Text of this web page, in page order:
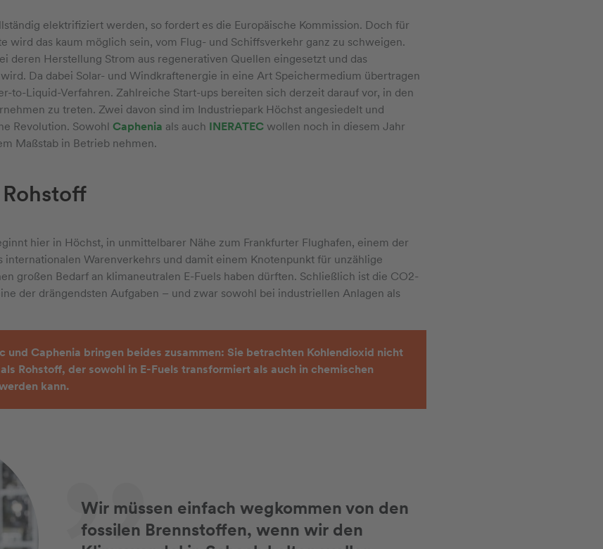
elektrifiziert werden, so fordert es die Europäische Kommission. Doch für
wird das kaum möglich sein, vom Flug- und Schiffsverkehr ganz zu schweigen.
deren Herstellung Strom aus regenerativen Quellen eingesetzt und das
Da dabei Solar- und Windkraftenergie in eine Art Speichermedium übertragen
to-Liquid-Verfahren. Zahlreiche Start-ups bereiten sich derzeit darauf vor, in den
zu treten. Zwei davon sind im Industriepark Höchst angesiedelt und
Revolution. Sowohl Caphenia als auch INERATEC wollen noch in diesem Jahr
Maßstab in Betrieb nehmen.
hier in Höchst, in unmittelbarer Nähe zum Frankfurter Flughafen, einem der
Warenverkehrs und damit einem Knotenpunkt für unzählige
großen Bedarf an klimaneutralen E-Fuels haben dürften. Schließlich ist die CO2-
der drängendsten Aufgaben – und zwar sowohl bei industriellen Anlagen als
und Caphenia bringen beides zusammen: Sie betrachten Kohlendioxid nicht
Rohstoff, der sowohl in E-Fuels transformiert als auch in chemischen
kann.
Wir müssen einfach wegkommen von den
fossilen Brennstoffen, wenn wir den